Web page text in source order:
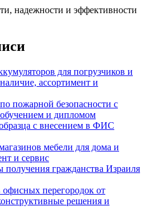
надежности и эффективности
для погрузчиков и
ассортимент и
пожарной безопасности с
и дипломом
с внесением в ФИС
мебели для дома и
и сервис
получения гражданства Израиля
офисных перегородок от
решения и